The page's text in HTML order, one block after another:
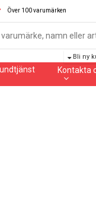
Över 100 varumärken
Kontakta
Bli ny